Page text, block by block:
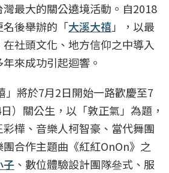
最大的關公遶境活動。自2018
後舉辦的「大溪大禧」，以最
社頭文化、地方信仰之中導入
來成功引起迴響。
」將於7月2日開始一路歡慶至7
）關公生，以「敦正氣」為題，
樺、音樂人柯智豪、當代舞團
團合作主題曲《紅紅OnOn》之
子 、數位體驗設計團隊叄式、服